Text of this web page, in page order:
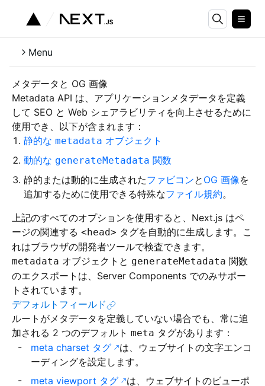
Menu
メタデータと OG 画像
Metadata API は、アプリケーションメタデータを定義
して SEO と Web シェアラビリティを向上させるために
使用でき、以下が含まれます：
静的な metadata オブジェクト
動的な generateMetadata 関数
静的または動的に生成されたファビコンと OG 画像を
追加するために使用できる特殊なファイル規約。
上記のすべてのオプションを使用すると、Next.js はペ
ージの関連する <head> タグを自動的に生成します。こ
れはブラウザの開発者ツールで検査できます。
metadata オブジェクトと generateMetadata 関数
のエクスポートは、Server Components でのみサポー
トされています。
デフォルトフィールド
ルートがメタデータを定義していない場合でも、常に追
加される 2 つのデフォルト meta タグがあります：
meta charset タグ
は、ウェブサイトの文字エンコ
ーディングを設定します。
meta viewport タグ
は、ウェブサイトのビューポ